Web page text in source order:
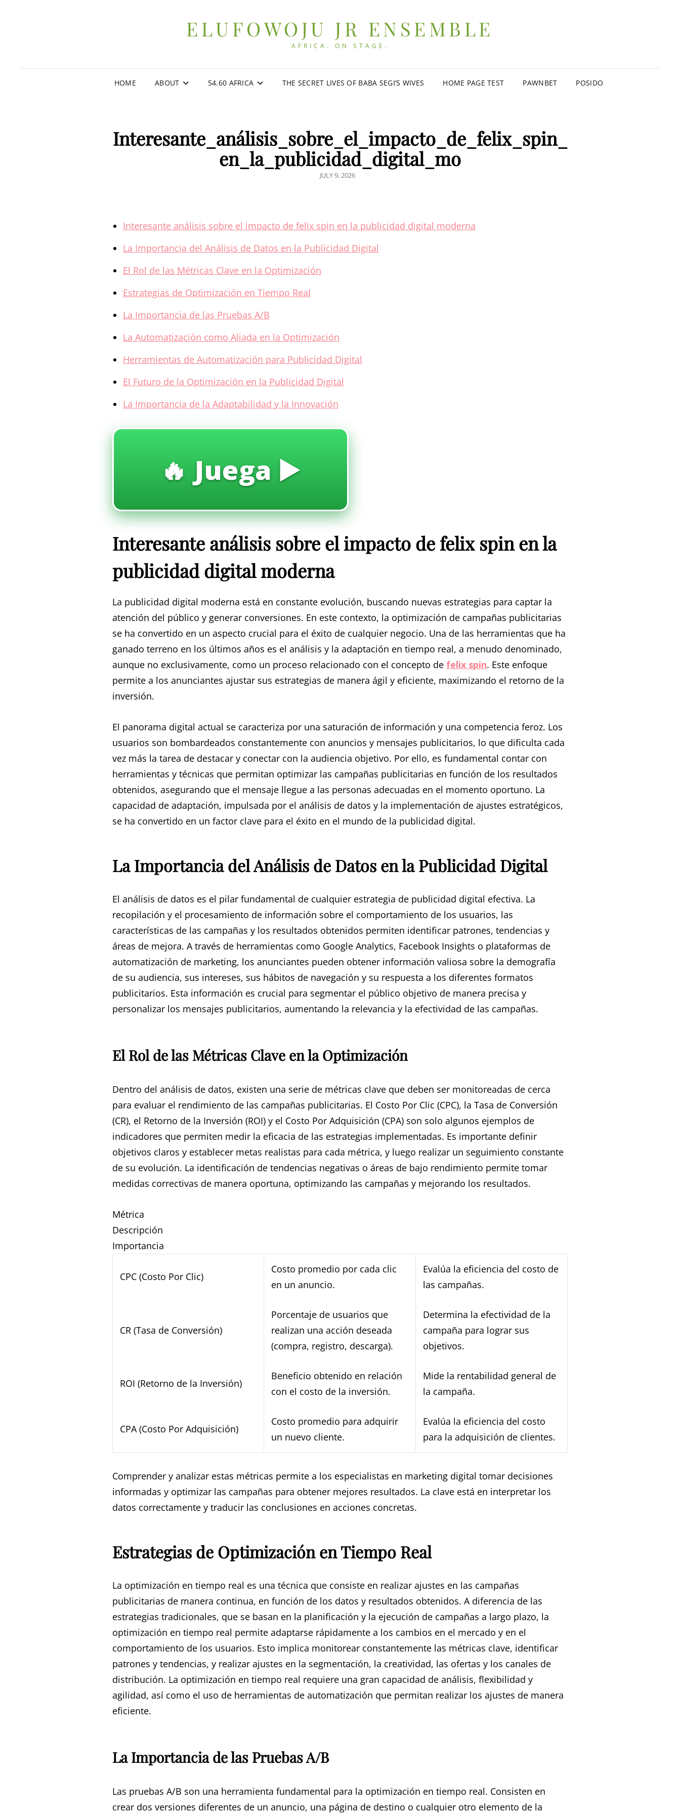
ELUFOWOJU JR ENSEMBLE
AFRICA. ON STAGE.
HOME ABOUT 54.60 AFRICA THE SECRET LIVES OF BABA SEGI’S WIVES HOME PAGE TEST PAWNBET POSIDO
Interesante_análisis_sobre_el_impacto_de_felix_spin_
en_la_publicidad_digital_mo
POSTED
JULY 9, 2026
Interesante análisis sobre el impacto de felix spin en la publicidad digital moderna
La Importancia del Análisis de Datos en la Publicidad Digital
El Rol de las Métricas Clave en la Optimización
Estrategias de Optimización en Tiempo Real
La Importancia de las Pruebas A/B
La Automatización como Aliada en la Optimización
Herramientas de Automatización para Publicidad Digital
El Futuro de la Optimización en la Publicidad Digital
La Importancia de la Adaptabilidad y la Innovación
🔥 Juega ▶️
Interesante análisis sobre el impacto de felix spin en la
publicidad digital moderna
La publicidad digital moderna está en constante evolución, buscando nuevas estrategias para captar la
atención del público y generar conversiones. En este contexto, la optimización de campañas publicitarias
se ha convertido en un aspecto crucial para el éxito de cualquier negocio. Una de las herramientas que ha
ganado terreno en los últimos años es el análisis y la adaptación en tiempo real, a menudo denominado,
aunque no exclusivamente, como un proceso relacionado con el concepto de felix spin. Este enfoque
permite a los anunciantes ajustar sus estrategias de manera ágil y eficiente, maximizando el retorno de la
inversión.
El panorama digital actual se caracteriza por una saturación de información y una competencia feroz. Los
usuarios son bombardeados constantemente con anuncios y mensajes publicitarios, lo que dificulta cada
vez más la tarea de destacar y conectar con la audiencia objetivo. Por ello, es fundamental contar con
herramientas y técnicas que permitan optimizar las campañas publicitarias en función de los resultados
obtenidos, asegurando que el mensaje llegue a las personas adecuadas en el momento oportuno. La
capacidad de adaptación, impulsada por el análisis de datos y la implementación de ajustes estratégicos,
se ha convertido en un factor clave para el éxito en el mundo de la publicidad digital.
La Importancia del Análisis de Datos en la Publicidad Digital
El análisis de datos es el pilar fundamental de cualquier estrategia de publicidad digital efectiva. La
recopilación y el procesamiento de información sobre el comportamiento de los usuarios, las
características de las campañas y los resultados obtenidos permiten identificar patrones, tendencias y
áreas de mejora. A través de herramientas como Google Analytics, Facebook Insights o plataformas de
automatización de marketing, los anunciantes pueden obtener información valiosa sobre la demografía
de su audiencia, sus intereses, sus hábitos de navegación y su respuesta a los diferentes formatos
publicitarios. Esta información es crucial para segmentar el público objetivo de manera precisa y
personalizar los mensajes publicitarios, aumentando la relevancia y la efectividad de las campañas.
El Rol de las Métricas Clave en la Optimización
Dentro del análisis de datos, existen una serie de métricas clave que deben ser monitoreadas de cerca
para evaluar el rendimiento de las campañas publicitarias. El Costo Por Clic (CPC), la Tasa de Conversión
(CR), el Retorno de la Inversión (ROI) y el Costo Por Adquisición (CPA) son solo algunos ejemplos de
indicadores que permiten medir la eficacia de las estrategias implementadas. Es importante definir
objetivos claros y establecer metas realistas para cada métrica, y luego realizar un seguimiento constante
de su evolución. La identificación de tendencias negativas o áreas de bajo rendimiento permite tomar
medidas correctivas de manera oportuna, optimizando las campañas y mejorando los resultados.
Métrica
Descripción
Importancia
CPC (Costo Por Clic)
Costo promedio por cada clic
en un anuncio.
Evalúa la eficiencia del costo de
las campañas.
CR (Tasa de Conversión)
Porcentaje de usuarios que
realizan una acción deseada
(compra, registro, descarga).
Determina la efectividad de la
campaña para lograr sus
objetivos.
ROI (Retorno de la Inversión)
Beneficio obtenido en relación
con el costo de la inversión.
Mide la rentabilidad general de
la campaña.
CPA (Costo Por Adquisición)
Costo promedio para adquirir
un nuevo cliente.
Evalúa la eficiencia del costo
para la adquisición de clientes.
Comprender y analizar estas métricas permite a los especialistas en marketing digital tomar decisiones
informadas y optimizar las campañas para obtener mejores resultados. La clave está en interpretar los
datos correctamente y traducir las conclusiones en acciones concretas.
Estrategias de Optimización en Tiempo Real
La optimización en tiempo real es una técnica que consiste en realizar ajustes en las campañas
publicitarias de manera continua, en función de los datos y resultados obtenidos. A diferencia de las
estrategias tradicionales, que se basan en la planificación y la ejecución de campañas a largo plazo, la
optimización en tiempo real permite adaptarse rápidamente a los cambios en el mercado y en el
comportamiento de los usuarios. Esto implica monitorear constantemente las métricas clave, identificar
patrones y tendencias, y realizar ajustes en la segmentación, la creatividad, las ofertas y los canales de
distribución. La optimización en tiempo real requiere una gran capacidad de análisis, flexibilidad y
agilidad, así como el uso de herramientas de automatización que permitan realizar los ajustes de manera
eficiente.
La Importancia de las Pruebas A/B
Las pruebas A/B son una herramienta fundamental para la optimización en tiempo real. Consisten en
crear dos versiones diferentes de un anuncio, una página de destino o cualquier otro elemento de la